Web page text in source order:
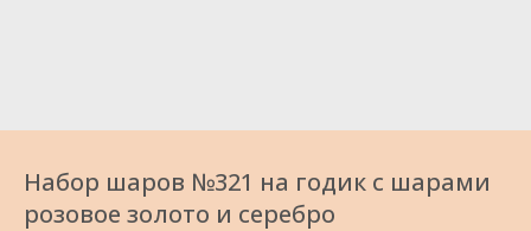
Набор шаров №321 на годик с шарами
розовое золото и серебро